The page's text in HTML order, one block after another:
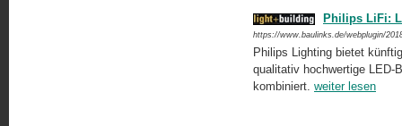
Philips LiFi:
https://www.baulinks.de/webplugin/
Philips Lighting bietet
qualitativ hochwertige LED-
kombiniert. weiter lesen